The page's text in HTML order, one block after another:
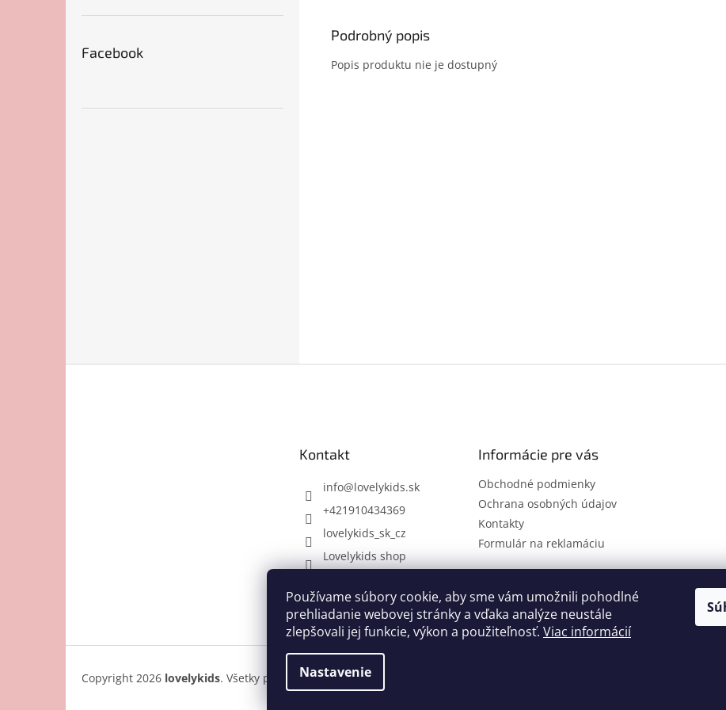
Používame súbory cookie, aby sme vám umožnili pohodlné
prehliadanie webovej stránky a vďaka analýze neustále
zlepšovali jej funkcie, výkon a použiteľnosť. Viac informácií
Nastavenie
Facebook
Podrobný popis
Popis produktu nie je dostupný
Kontakt
info@lovelykids.sk
+421910434369
lovelykids_sk_cz
Lovelykids shop
Informácie pre vás
Obchodné podmienky
Ochrana osobných údajov
Kontakty
Formulár na reklamáciu
Kontakty Novinky
Copyright 2026 lovelykids. Všetky práva vyhradené.